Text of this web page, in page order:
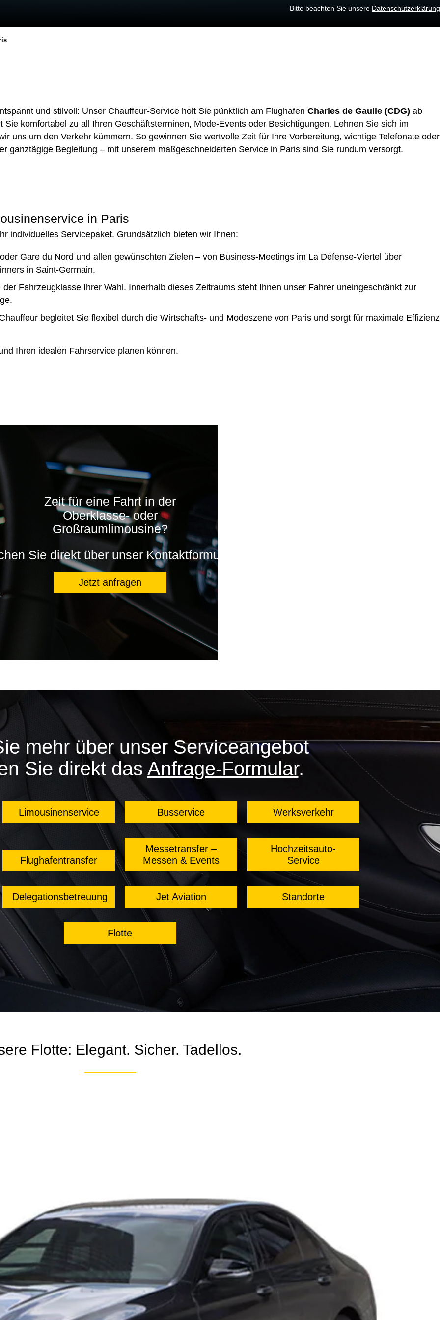
Bitte beachten Sie unsere Datenschutzerklärung
und stilvoll: Unser Chauffeur-Service holt Sie pünktlich am Flughafen Charles de Gaulle (CDG) ab
Sie komfortabel zu all Ihren Geschäftsterminen, Mode-Events oder Besichtigungen. Lehnen Sie sich im
uns um den Verkehr kümmern. So gewinnen Sie wertvolle Zeit für Ihre Vorbereitung, wichtige Telefonate oder
ganztägige Begleitung – mit unserem maßgeschneiderten Service in Paris sind Sie rundum versorgt.
in Paris
individuelles Servicepaket. Grundsätzlich bieten wir Ihnen:
Gare du Nord und allen gewünschten Zielen – von Business-Meetings im La Défense-Viertel über
in Saint-Germain.
Fahrzeugklasse Ihrer Wahl. Innerhalb dieses Zeitraums steht Ihnen unser Fahrer uneingeschränkt zur
begleitet Sie flexibel durch die Wirtschafts- und Modeszene von Paris und sorgt für maximale Effizienz
Ihren idealen Fahrservice planen können.
Zeit für eine Fahrt in der
Oberklasse- oder
Großraumlimousine?
Sie direkt über unser Kontaktformular:
Jetzt anfragen
mehr über unser Serviceangebot
Sie direkt das Anfrage-Formular.
Limousinenservice Busservice Werksverkehr
Flughafentransfer
Messetransfer –
Messen & Events
Hochzeitsauto-
Service
Delegationsbetreuung Jet Aviation Standorte
Flotte
Flotte: Elegant. Sicher. Tadellos.